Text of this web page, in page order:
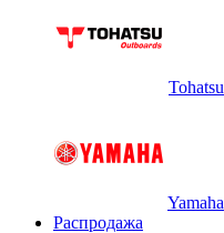
Tohatsu
Yamaha
Распродажа